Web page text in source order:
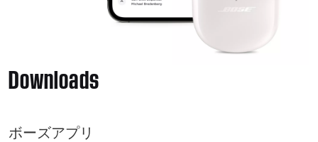
Downloads
ボーズアプリ